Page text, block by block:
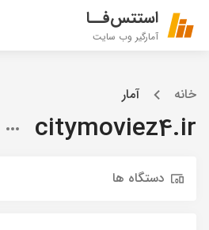
استتس‌فــا
آمارگیر وب سایت
خانه آمار
citymoviez4.ir
دستگاه ها